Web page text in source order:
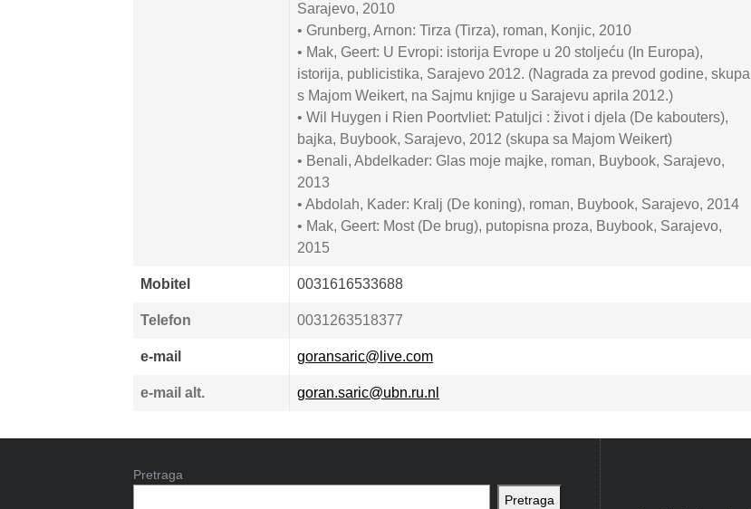
Sarajevo, 2010
• Grunberg, Arnon: Tirza (Tirza), roman, Konjic, 2010
• Mak, Geert: U Evropi: istorija Evrope u 20 stoljeću (In Europa),
istorija, publicistika, Sarajevo 2012. (Nagrada za prevod godine, skupa
s Majom Weikert, na Sajmu knjige u Sarajevu aprila 2012.)
• Wil Huygen i Rien Poortvliet: Patuljci : život i djela (De kabouters),
bajka, Buybook, Sarajevo, 2012 (skupa sa Majom Weikert)
• Benali, Abdelkader: Glas moje majke, roman, Buybook, Sarajevo,
2013
• Abdolah, Kader: Kralj (De koning), roman, Buybook, Sarajevo, 2014
• Mak, Geert: Most (De brug), putopisna proza, Buybook, Sarajevo,
2015
Mobitel 0031616533688
Telefon 0031263518377
e-mail goransaric@live.com
e-mail alt. goran.saric@ubn.ru.nl
Pretraga
Pretraga